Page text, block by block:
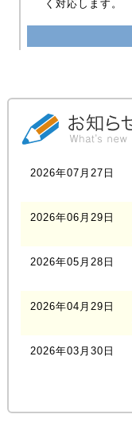
く対応します。
2026年07月27日
2026年06月29日
2026年05月28日
2026年04月29日
2026年03月30日